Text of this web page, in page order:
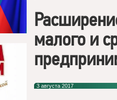
малого и
3 августа 2017